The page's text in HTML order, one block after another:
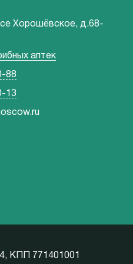
Хорошёвское, д.68-
аптек
88
13
КПП 771401001